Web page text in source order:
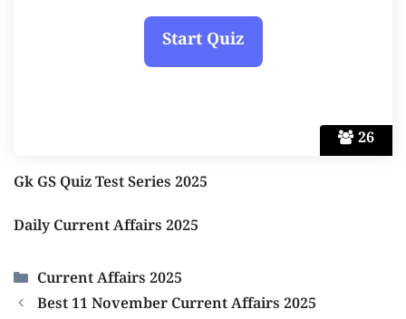
26
Gk GS Quiz Test Series 2025
Daily Current Affairs 2025
Categories
Current Affairs 2025
Best 11 November Current Affairs 2025